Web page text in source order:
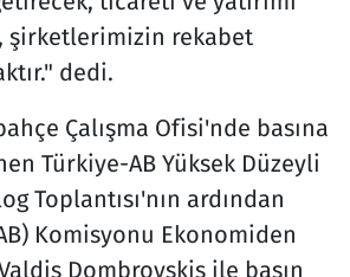
şirketlerimizin rekabet
dedi.
Çalışma Ofisi'nde basına
Türkiye-AB Yüksek Düzeyli
Toplantısı'nın ardından
Komisyonu Ekonomiden
Dombrovskis ile basın